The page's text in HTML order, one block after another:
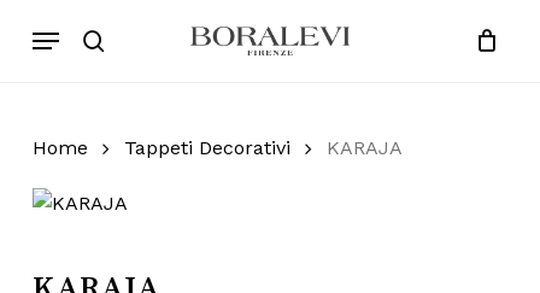
Products
search
Menu
Cart Close
Home Tappeti Decorativi KARAJA
KARAJA